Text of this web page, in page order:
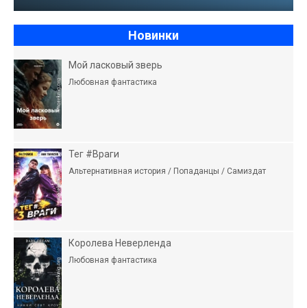
Новинки
Мой ласковый зверь
Любовная фантастика
Тег #Враги
Альтернативная история / Попаданцы / Самиздат
Королева Неверленда
Любовная фантастика